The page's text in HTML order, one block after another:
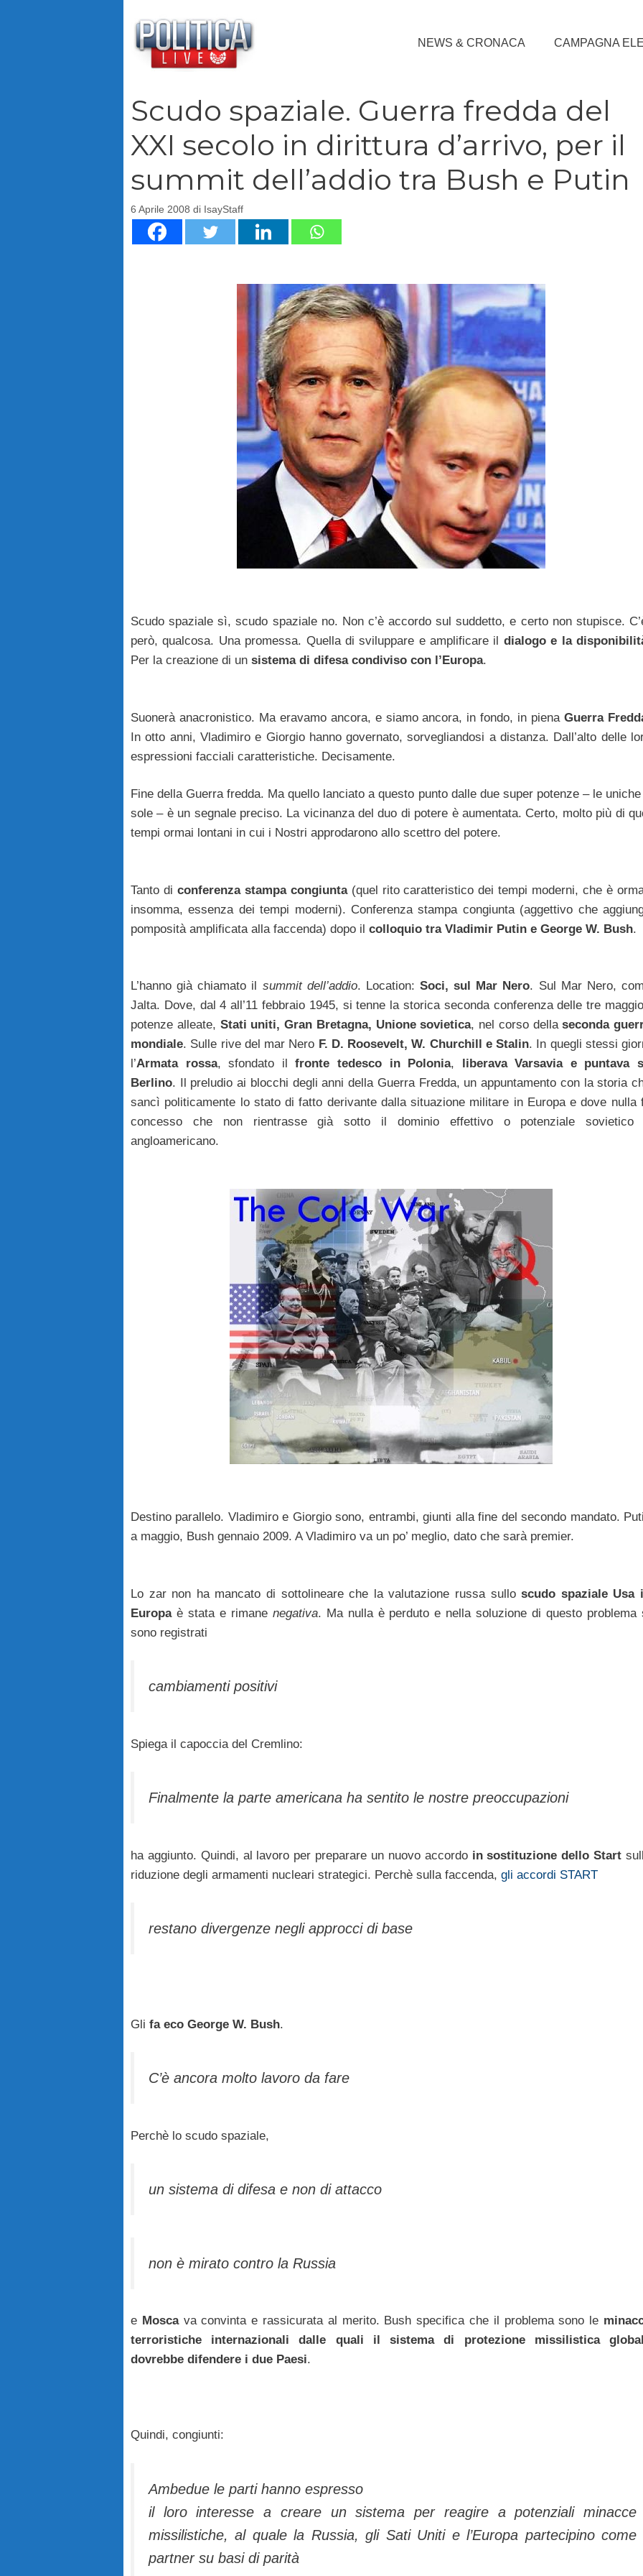
NEWS & CRONACA CAMPAGNA
Scudo spaziale. Guerra fredda del
XXI secolo in dirittura d’arrivo, per il
summit dell’addio tra Bush e Putin
6 Aprile 2008 di IsayStaff
Scudo spaziale sì, scudo spaziale no. Non c’è accordo sul suddetto, e certo non stupisce.
però, qualcosa. Una promessa. Quella di sviluppare e amplificare il dialogo e la
Per la creazione di un sistema di difesa condiviso con l’Europa.
Suonerà anacronistico. Ma eravamo ancora, e siamo ancora, in fondo, in pienaGuerra
In otto anni, Vladimiro e Giorgio hanno governato, sorvegliandosi a distanza. Dall’alto delle
espressioni facciali caratteristiche. Decisamente.
Fine della Guerra fredda. Ma quello lanciato a questo punto dalle due super potenze – le
sole – è un segnale preciso. La vicinanza del duo di potere è aumentata. Certo, molto più di
tempi ormai lontani in cui i Nostri approdarono allo scettro del potere.
Tanto di conferenza stampa congiunta (quel rito caratteristico dei tempi moderni, che è
insomma, essenza dei tempi moderni). Conferenza stampa congiunta (aggettivo che
pomposità amplificata alla faccenda) dopo il colloquio tra Vladimir Putin e George W. Bush.
L’hanno già chiamato il summit dell’addio. Location:Soci, sul Mar Nero. Sul Mar Nero,
Jalta. Dove, dal 4 all’11 febbraio 1945, si tenne la storica seconda conferenza delle tre
potenze alleate, Stati uniti, Gran Bretagna, Unione sovietica, nel corso dellaseconda
mondiale. Sulle rive del mar Nero F. D. Roosevelt, W. Churchill e Stalin. In quegli stessi
l’Armata rossa, sfondato ilfronte tedesco in Polonia, liberava Varsavia e puntava
Berlino. Il preludio ai blocchi degli anni della Guerra Fredda, un appuntamento con la storia
sancì politicamente lo stato di fatto derivante dalla situazione militare in Europa e dove nulla
concesso che non rientrasse già sotto il dominio effettivo o potenziale sovietico
angloamericano.
Destino parallelo. Vladimiro e Giorgio sono, entrambi, giunti alla fine del secondo mandato.
a maggio, Bush gennaio 2009. A Vladimiro va un po’ meglio, dato che sarà premier.
Lo zar non ha mancato di sottolineare che la valutazione russa sulloscudo spaziale Usa
Europaè stata e rimane negativa. Ma nulla è perduto e nella soluzione di questo problema
sono registrati
cambiamenti positivi
Spiega il capoccia del Cremlino:
Finalmente la parte americana ha sentito le nostre preoccupazioni
ha aggiunto. Quindi, al lavoro per preparare un nuovo accordo in sostituzione dello Start
riduzione degli armamenti nucleari strategici. Perchè sulla faccenda, gli accordi START
restano divergenze negli approcci di base
Gli fa eco George W. Bush.
C’è ancora molto lavoro da fare
Perchè lo scudo spaziale,
un sistema di difesa e non di attacco
non è mirato contro la Russia
e Moscava convinta e rassicurata al merito. Bush specifica che il problema sono le
terroristiche internazionali dalle quali il sistema di protezione missilistica
dovrebbe difendere i due Paesi.
Quindi, congiunti:
Ambedue le parti hanno espresso
il loro interesse a creare un sistema per reagire a potenziali minacce
missilistiche, al quale la Russia, gli Sati Uniti e l’Europa partecipino come
partner su basi di parità